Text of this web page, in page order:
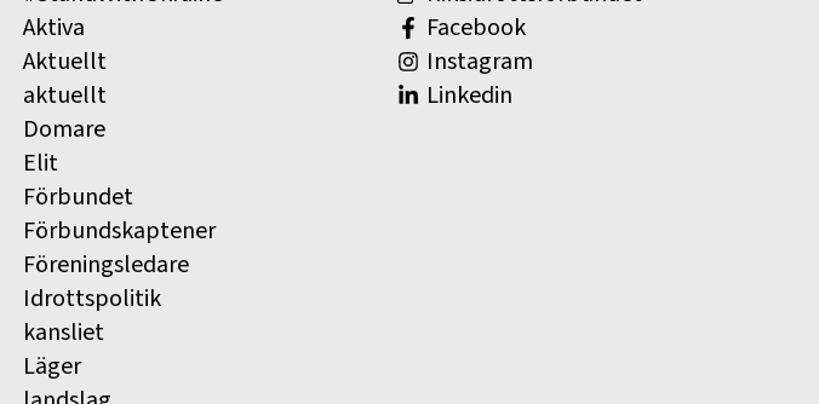
Aktiva
Aktuellt
aktuellt
Domare
Elit
Förbundet
Förbundskaptener
Föreningsledare
Idrottspolitik
kansliet
Läger
Facebook
Instagram
Linkedin